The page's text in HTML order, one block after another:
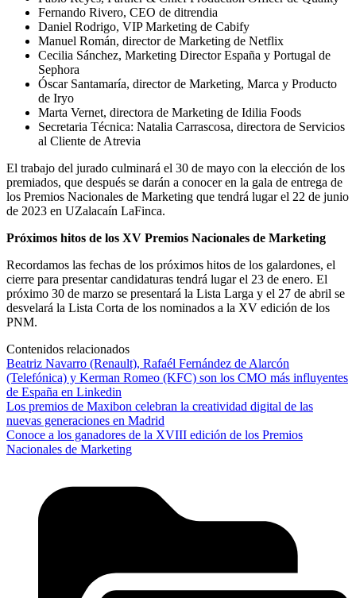
Fernando Rivero, CEO de ditrendia
Daniel Rodrigo, VIP Marketing de Cabify
Manuel Román, director de Marketing de Netflix
Cecilia Sánchez, Marketing Director España y Portugal de
Sephora
Óscar Santamaría, director de Marketing, Marca y Producto
de Iryo
Marta Vernet, directora de Marketing de Idilia Foods
Secretaria Técnica: Natalia Carrascosa, directora de Servicios
al Cliente de Atrevia
El trabajo del jurado culminará el 30 de mayo con la elección de los
premiados, que después se darán a conocer en la gala de entrega de
los Premios Nacionales de Marketing que tendrá lugar el 22 de junio
de 2023 en UZalacaín LaFinca.
Próximos hitos de los XV Premios Nacionales de Marketing
Recordamos las fechas de los próximos hitos de los galardones, el
cierre para presentar candidaturas tendrá lugar el 23 de enero. El
próximo 30 de marzo se presentará la Lista Larga y el 27 de abril se
desvelará la Lista Corta de los nominados a la XV edición de los
PNM.
Contenidos relacionados
Beatriz Navarro (Renault), Rafaél Fernández de Alarcón
(Telefónica) y Kerman Romeo (KFC) son los CMO más influyentes
de España en Linkedin
Los premios de Maxibon celebran la creatividad digital de las
nuevas generaciones en Madrid
Conoce a los ganadores de la XVIII edición de los Premios
Nacionales de Marketing